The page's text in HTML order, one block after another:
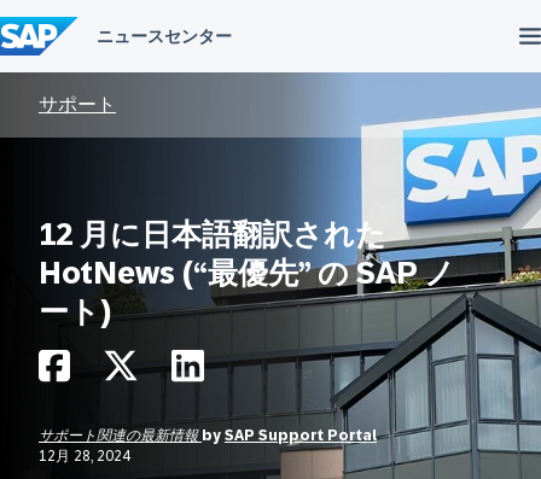
ン
テ
ン
サポート
12 月に日本語翻訳された
HotNews (“最優先” の SAP ノ
ート)
サポート関連の最新情報 by SAP Support Portal
12月 28, 2024